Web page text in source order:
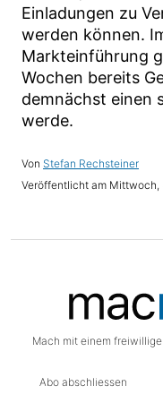
Einladungen zu
werden können.
Markteinführung
Wochen bereits
demnächst einen
werde.
Stefan Rechsteiner
Mittwoch,
Mach mit einem
Abo abschliessen